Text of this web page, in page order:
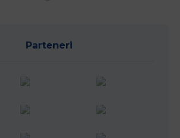
Parteneri